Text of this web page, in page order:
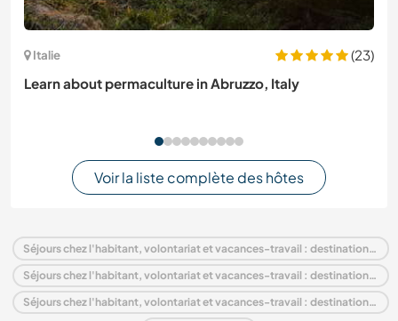
Italie
(23)
Learn about permaculture in Abruzzo, Italy
Voir la liste complète des hôtes
Séjours chez l'habitant, volontariat et vacances-travail : destination Allemagne
Séjours chez l'habitant, volontariat et vacances-travail : destination Europe
Séjours chez l'habitant, volontariat et vacances-travail : destination Lower Saxony